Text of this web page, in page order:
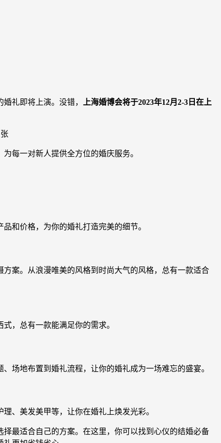
礼即将上演。没错，
上海婚博会将于2023年12月2-3日在上
每一对新人提供全方位的婚庆服务。
和价格，为你的婚礼打造完美的细节。
案。从浪漫唯美的风格到时尚大气的风格，总有一款适合
，总有一款能满足你的需求。
场地布置到婚礼流程，让你的婚礼成为一场难忘的盛宴。
、美发美甲等，让你在婚礼上焕发光彩。
最适合自己的方案。在这里，你可以找到心仪的结婚必备